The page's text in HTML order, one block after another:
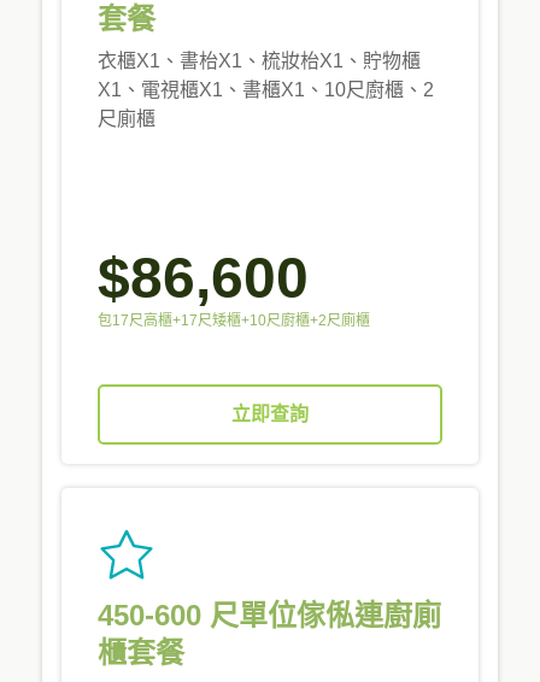
套餐
衣櫃X1、書枱X1、梳妝枱X1、貯物櫃
X1、電視櫃X1、書櫃X1、10尺廚櫃、2
尺廁櫃
$86,600
包17尺高櫃+17尺矮櫃+10尺廚櫃+2尺廁櫃
立即查詢
450-600 尺單位傢俬連廚廁
櫃套餐